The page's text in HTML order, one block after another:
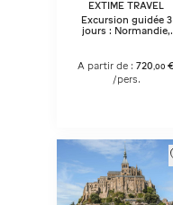
EXTIME TRAVEL
Excursion guidée 3
jours : Normandie,
depuis Paris
A partir de :720 ,00
/pers.